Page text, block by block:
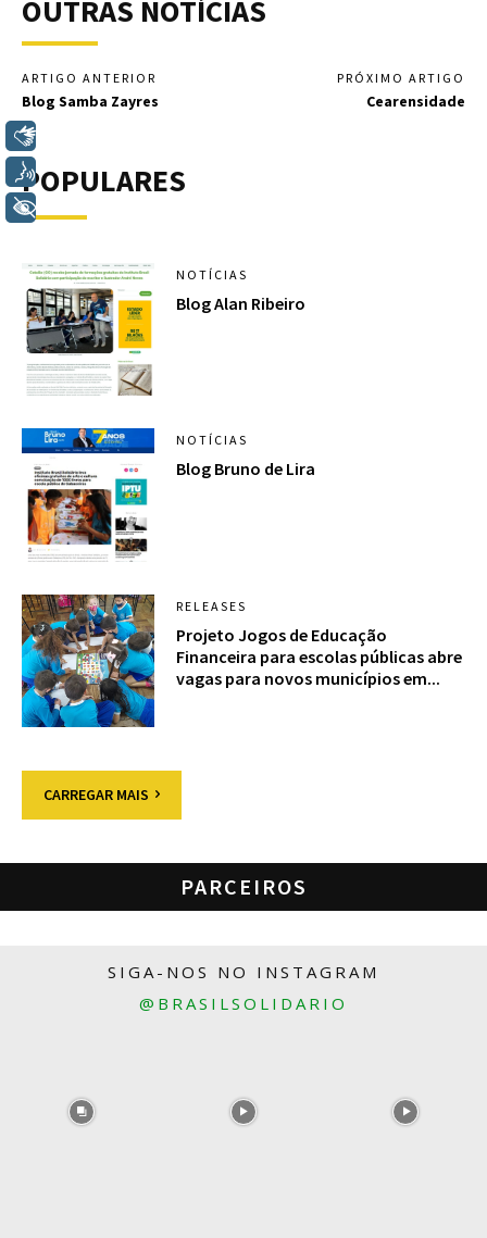
OUTRAS NOTÍCIAS
ARTIGO ANTERIOR
Blog Samba Zayres
PRÓXIMO ARTIGO
Cearensidade
POPULARES
NOTÍCIAS
Blog Alan Ribeiro
NOTÍCIAS
Blog Bruno de Lira
RELEASES
Projeto Jogos de Educação
Financeira para escolas públicas abre
vagas para novos municípios em...
CARREGAR MAIS
PARCEIROS
SIGA-NOS NO INSTAGRAM
@BRASILSOLIDARIO
Voz